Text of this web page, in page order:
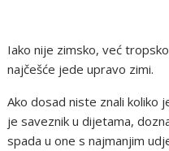
Iako nije zimsko, već
najčešće jede upravo zimi.
Ako dosad niste znali koliko
je saveznik u dijetama,
spada u one s najmanjim